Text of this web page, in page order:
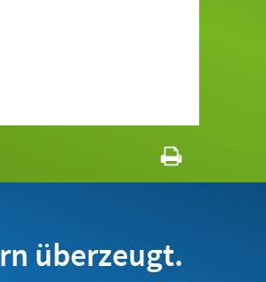
überzeugt.